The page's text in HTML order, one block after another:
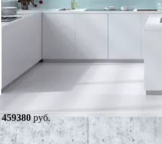
459380руб.